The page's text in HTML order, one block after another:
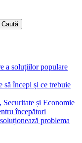
a soluțiilor populare
să începi și ce trebuie
și Economie
începători
problema